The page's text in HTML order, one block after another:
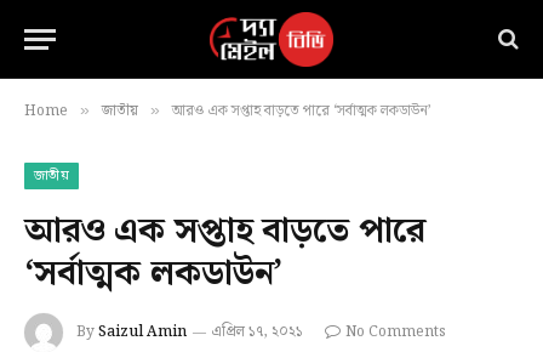
Home » জাতীয় » আরও এক সপ্তাহ বাড়তে পারে ‘সর্বাত্মক লকডাউন’
জাতীয়
আরও এক সপ্তাহ বাড়তে পারে
‘সর্বাত্মক লকডাউন’
BySaizul Amin এপ্রিল ১৭, ২০২১
No Comments